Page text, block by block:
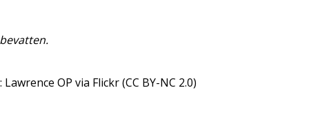
OP via Flickr (CC BY-NC 2.0)